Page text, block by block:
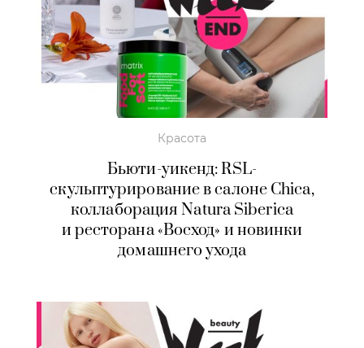
Красота
Бьюти-уикенд: RSL-
скульптурирование в салоне Chica,
коллаборация Natura Siberica
и ресторана «Восход» и новинки
домашнего ухода